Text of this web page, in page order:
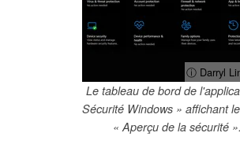
ⓘ Darryl
Le tableau de bord de
Sécurité Windows » affichant
« Aperçu de la sécurité ».